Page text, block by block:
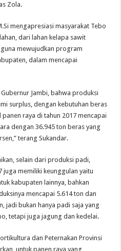
Zola.
mengapresiasi masyarakat Tebo
dari lahan kelapa sawit
mewujudkan program
dalam mencapai
Jambi, bahwa produksi
surplus, dengan kebutuhan beras
raya di tahun 2017 mencapai
dengan 36.945 ton beras yang
terang Sukandar.
selain dari produksi padi,
juga memiliki keunggulan yaitu
kabupaten lainnya, bahkan
mencapai 5.614 ton dan
jadi bukan hanya padi saja yang
tetapi juga jagung dan kedelai.
dan Peternakan Provinsi
untuk panen raya yang